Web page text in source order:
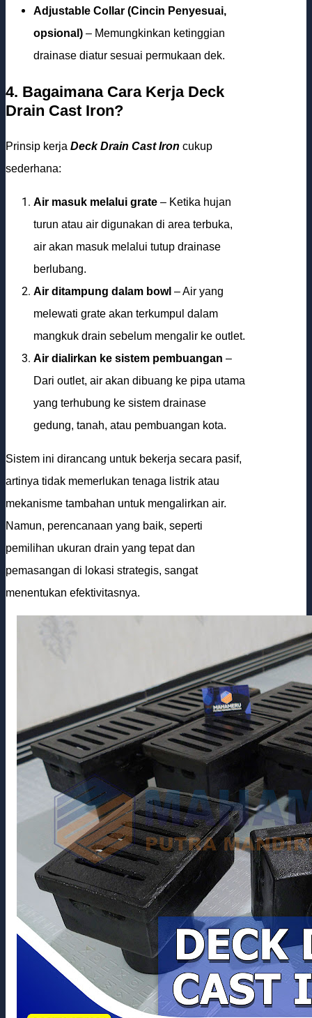
Adjustable Collar (Cincin Penyesuai,
opsional) – Memungkinkan ketinggian
drainase diatur sesuai permukaan dek.
4. Bagaimana Cara Kerja Deck
Drain Cast Iron?
Prinsip kerja Deck Drain Cast Iron cukup
sederhana:
Air masuk melalui grate – Ketika hujan
turun atau air digunakan di area terbuka,
air akan masuk melalui tutup drainase
berlubang.
Air ditampung dalam bowl – Air yang
melewati grate akan terkumpul dalam
mangkuk drain sebelum mengalir ke outlet.
Air dialirkan ke sistem pembuangan –
Dari outlet, air akan dibuang ke pipa utama
yang terhubung ke sistem drainase
gedung, tanah, atau pembuangan kota.
Sistem ini dirancang untuk bekerja secara pasif,
artinya tidak memerlukan tenaga listrik atau
mekanisme tambahan untuk mengalirkan air.
Namun, perencanaan yang baik, seperti
pemilihan ukuran drain yang tepat dan
pemasangan di lokasi strategis, sangat
menentukan efektivitasnya.